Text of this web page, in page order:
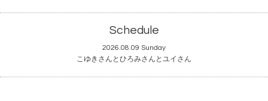
Schedule
2026.08.09 Sunday
こゆきさんとひろみさんとユイさん